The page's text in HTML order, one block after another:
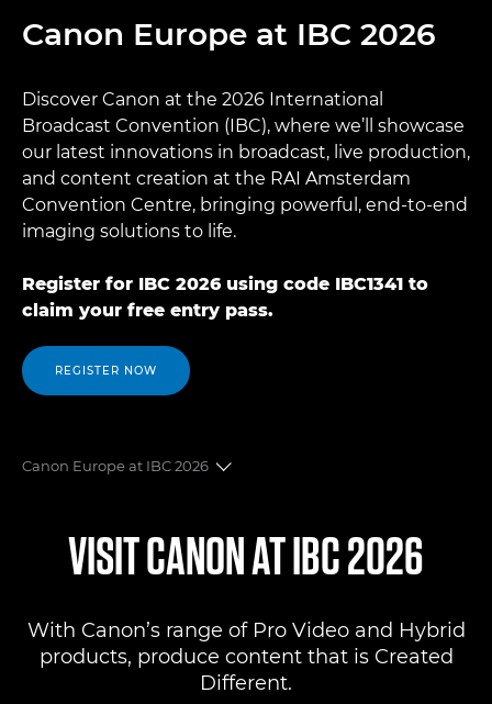
Canon Europe at IBC 2026
Discover Canon at the 2026 International
Broadcast Convention (IBC), where we’ll showcase
our latest innovations in broadcast, live production,
and content creation at the RAI Amsterdam
Convention Centre, bringing powerful, end-to-end
imaging solutions to life.
Register for IBC 2026 using code IBC1341 to
claim your free entry pass.
REGISTER NOW
Canon Europe at IBC 2026
Products
Pro AV Solutions
VISIT CANON AT IBC 2026
With Canon’s range of Pro Video and Hybrid
products, produce content that is Created
Different.